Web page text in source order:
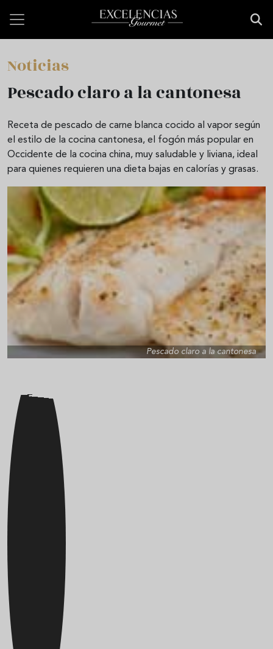
Noticias
Pescado claro a la cantonesa
Receta de pescado de carne blanca cocido al vapor según
el estilo de la cocina cantonesa, el fogón más popular en
Occidente de la cocina china, muy saludable y liviana, ideal
para quienes requieren una dieta bajas en calorías y grasas.
Pescado claro a la cantonesa